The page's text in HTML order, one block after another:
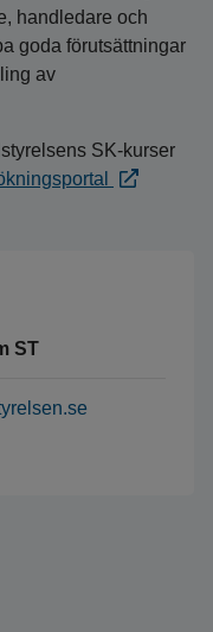
handledare och
goda förutsättningar
av
SK-kurser
ST